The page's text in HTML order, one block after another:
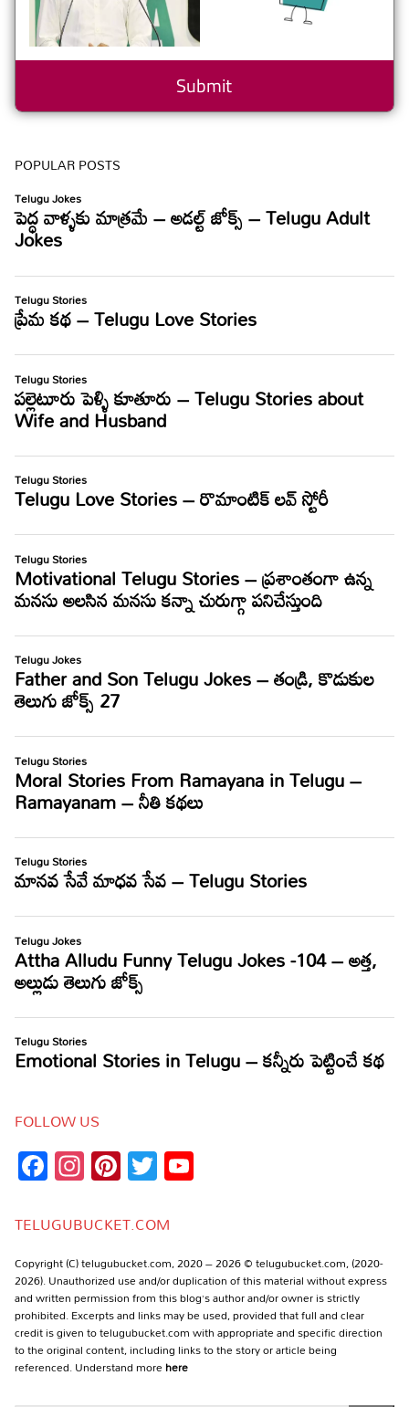
POPULAR POSTS
FOLLOW US
Facebook
Instagram
Pinterest
Twitter
TELUGUBUCKET.COM
Copyright (C) telugubucket.com, 2020 – 2026 © telugubucket.com, (2020-
2026). Unauthorized use and/or duplication of this material without express
and written permission from this blog’s author and/or owner is strictly
prohibited. Excerpts and links may be used, provided that full and clear
credit is given to telugubucket.com with appropriate and specific direction
to the original content, including links to the story or article being
referenced. Understand morehere